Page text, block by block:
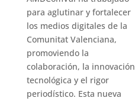
para aglutinar y fortalecer
los medios digitales de la
Comunitat Valenciana,
promoviendo la
colaboración, la innovación
tecnológica y el rigor
periodístico. Esta nueva